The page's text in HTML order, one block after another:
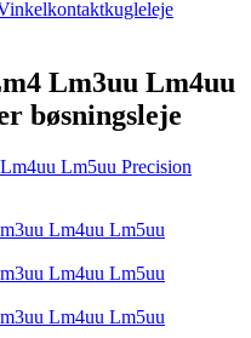
Lm3uu Lm4uu
bøsningsleje